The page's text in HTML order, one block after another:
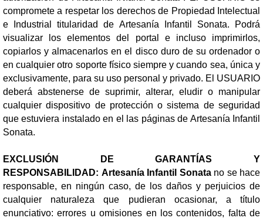
compromete a respetar los derechos de Propiedad Intelectual
e Industrial titularidad de Artesanía Infantil Sonata. Podrá
visualizar los elementos del portal e incluso imprimirlos,
copiarlos y almacenarlos en el disco duro de su ordenador o
en cualquier otro soporte físico siempre y cuando sea, única y
exclusivamente, para su uso personal y privado. El USUARIO
deberá abstenerse de suprimir, alterar, eludir o manipular
cualquier dispositivo de protección o sistema de seguridad
que estuviera instalado en el las páginas de Artesanía Infantil
Sonata.
EXCLUSIÓN DE GARANTÍAS Y
RESPONSABILIDAD: Artesanía Infantil Sonatano se hace
responsable, en ningún caso, de los daños y perjuicios de
cualquier naturaleza que pudieran ocasionar, a título
enunciativo: errores u omisiones en los contenidos, falta de